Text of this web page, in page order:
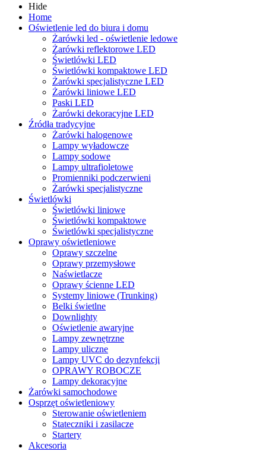
Hide
Home
Oświetlenie led do biura i domu
Żarówki led - oświetlenie ledowe
Żarówki reflektorowe LED
Świetlówki LED
Świetlówki kompaktowe LED
Żarówki specjalistyczne LED
Żarówki liniowe LED
Paski LED
Żarówki dekoracyjne LED
Źródła tradycyjne
Żarówki halogenowe
Lampy wyładowcze
Lampy sodowe
Lampy ultrafioletowe
Promienniki podczerwieni
Żarówki specjalistyczne
Świetlówki
Świetlówki liniowe
Świetlówki kompaktowe
Świetlówki specjalistyczne
Oprawy oświetleniowe
Oprawy szczelne
Oprawy przemysłowe
Naświetlacze
Oprawy ścienne LED
Systemy liniowe (Trunking)
Belki świetlne
Downlighty
Oświetlenie awaryjne
Lampy zewnętrzne
Lampy uliczne
Lampy UVC do dezynfekcji
OPRAWY ROBOCZE
Lampy dekoracyjne
Żarówki samochodowe
Osprzęt oświetleniowy
Sterowanie oświetleniem
Stateczniki i zasilacze
Startery
Akcesoria